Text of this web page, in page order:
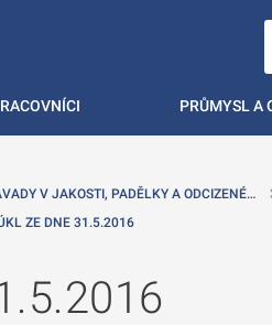
PRŮMYSL A
V JAKOSTI, PADĚLKY A ODCIZENÉ…
ZE DNE 31.5.2016